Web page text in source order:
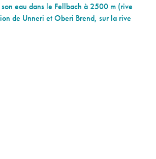
eau dans le Fellbach à 2500 m (rive
de Unneri et Oberi Brend, sur la rive